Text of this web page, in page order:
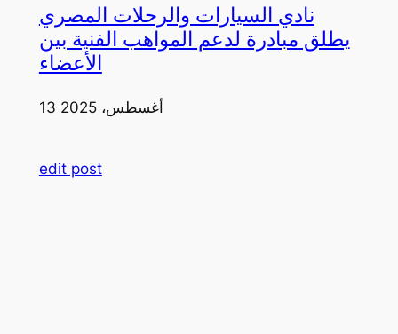
نادي السيارات والرحلات المصري
يطلق مبادرة لدعم المواهب الفنية بين
الأعضاء
13 أغسطس، 2025
edit post